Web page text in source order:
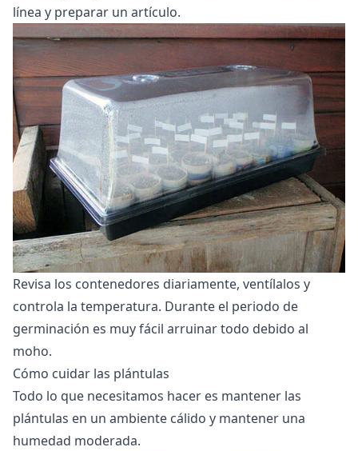
línea y preparar un artículo.
Revisa los contenedores diariamente, ventílalos y
controla la temperatura. Durante el periodo de
germinación es muy fácil arruinar todo debido al
moho.
Cómo cuidar las plántulas
Todo lo que necesitamos hacer es mantener las
plántulas en un ambiente cálido y mantener una
humedad moderada.